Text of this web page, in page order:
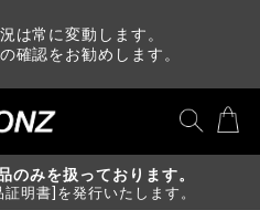
は常に変動します。
確認をお勧めします。
のみを扱っております。
明書]を発行いたします。